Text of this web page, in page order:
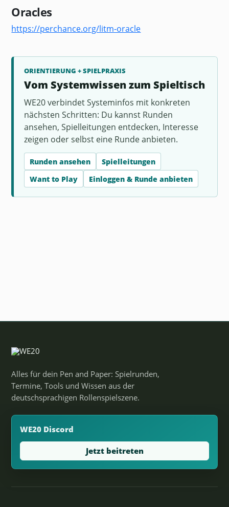
Oracles
https://perchance.org/litm-oracle
ORIENTIERUNG + SPIELPRAXIS
Vom Systemwissen zum Spieltisch
WE20 verbindet Systeminfos mit konkreten
nächsten Schritten: Du kannst Runden
ansehen, Spielleitungen entdecken, Interesse
zeigen oder selbst eine Runde anbieten.
Runden ansehen
Spielleitungen
Want to Play
Einloggen & Runde anbieten
Alles für dein Pen and Paper: Spielrunden,
Termine, Tools und Wissen aus der
deutschsprachigen Rollenspielszene.
WE20 Discord
Jetzt beitreten